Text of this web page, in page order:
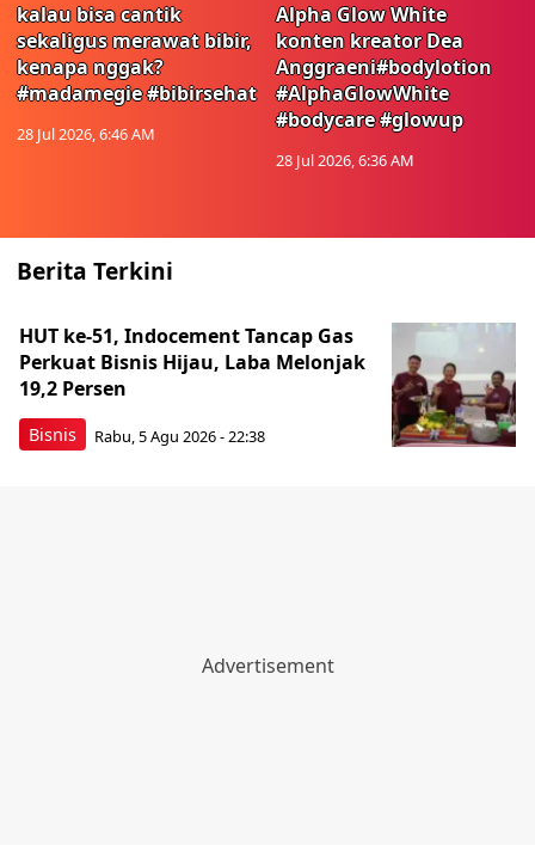
kalau bisa cantik
sekaligus merawat bibir,
kenapa nggak?
#madamegie #bibirsehat
28 Jul 2026, 6:46 AM
Alpha Glow White
konten kreator Dea
Anggraeni#bodylotion
#AlphaGlowWhite
#bodycare #glowup
28 Jul 2026, 6:36 AM
Berita Terkini
Bisnis
HUT ke-51, Indocement Tancap Gas
Perkuat Bisnis Hijau, Laba Melonjak
19,2 Persen
Rabu, 5 Agu 2026 - 22:38